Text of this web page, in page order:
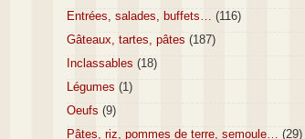
Entrées, salades, buffets… (116)
Gâteaux, tartes, pâtes (187)
Inclassables (18)
Légumes (1)
Oeufs (9)
Pâtes, riz, pommes de terre, semoule… (29)